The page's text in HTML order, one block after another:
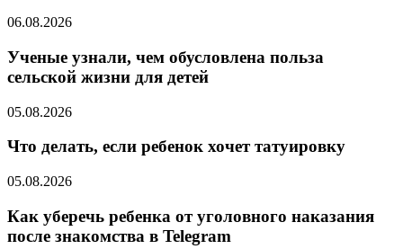
06.08.2026
Ученые узнали, чем обусловлена польза
сельской жизни для детей
05.08.2026
Что делать, если ребенок хочет татуировку
05.08.2026
Как уберечь ребенка от уголовного наказания
после знакомства в Telegram